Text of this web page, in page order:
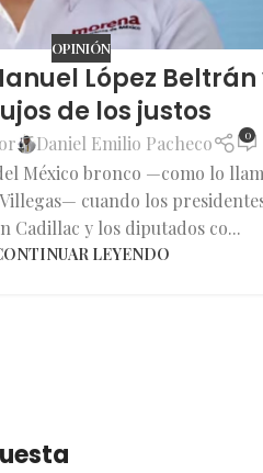
OPINIÓN
López Beltrán
de los justos
Daniel Emilio Pacheco 0
México bronco —como lo
cuando los
Cadillac y los diputados co...
LEYENDO